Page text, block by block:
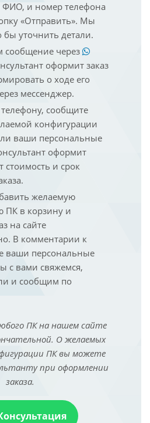
ФИО, и номер телефона
«Отправить». Мы
бы уточнить детали.
через
оформит заказ
о ходе его
мессенджер.
сообщите
конфигурации
ваши персональные
оформит
стоимость и срок
желаемую
ПК в корзину и
на сайте
В комментарии к
ваши персональные
с вами свяжемся,
и сообщим по
ПК на нашем сайте
О желаемых
ПК вы можете
при оформлении
заказа.